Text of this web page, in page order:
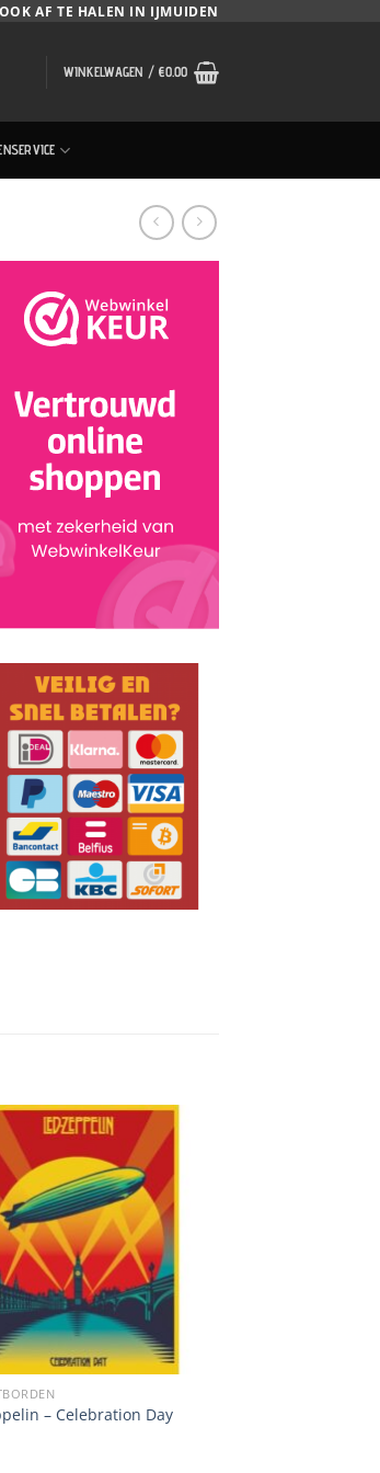
OOK AF TE HALEN IN IJMUIDEN
WINKELWAGEN /€0.00
– Celebration Day